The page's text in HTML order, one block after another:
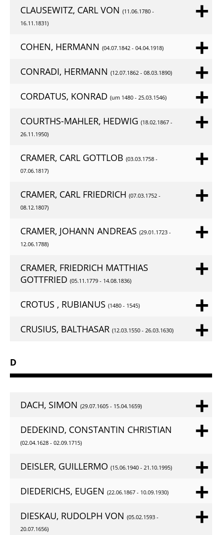
CLAUSEWITZ, CARL VON (11.06.1780 -
16.11.1831)
COHEN, HERMANN (04.07.1842 - 04.04.1918)
CONRADI, HERMANN (12.07.1862 - 08.03.1890)
CORDATUS, KONRAD (um 1480 - 25.03.1546)
COURTHS-MAHLER, HEDWIG (18.02.1867 -
26.11.1950)
CRAMER, CARL GOTTLOB (03.03.1758 -
07.06.1817)
CRAMER, CARL FRIEDRICH (07.03.1752 -
08.12.1807)
CRAMER, JOHANN ANDREAS (29.01.1723 -
12.06.1788)
CRAMER, FRIEDRICH MATTHIAS
GOTTFRIED (05.11.1779 - 14.08.1836)
CROTUS , RUBIANUS (1480 - 1545)
CRUSIUS, BALTHASAR (12.03.1550 - 26.03.1630)
D
DACH, SIMON (29.07.1605 - 15.04.1659)
DEDEKIND, CONSTANTIN CHRISTIAN
(02.04.1628 - 02.09.1715)
DEISLER, GUILLERMO (15.06.1940 - 21.10.1995)
DIEDERICHS, EUGEN (22.06.1867 - 10.09.1930)
DIESKAU, RUDOLPH VON (05.02.1593 -
20.07.1656)